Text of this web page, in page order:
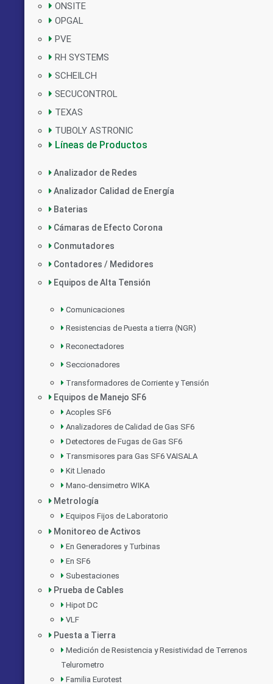
ONSITE
OPGAL
PVE
RH SYSTEMS
SCHEILCH
SECUCONTROL
TEXAS
TUBOLY ASTRONIC
Líneas de Productos
Analizador de Redes
Analizador Calidad de Energía
Baterias
Cámaras de Efecto Corona
Conmutadores
Contadores / Medidores
Equipos de Alta Tensión
Comunicaciones
Resistencias de Puesta a tierra (NGR)
Reconectadores
Seccionadores
Transformadores de Corriente y Tensión
Equipos de Manejo SF6
Acoples SF6
Analizadores de Calidad de Gas SF6
Detectores de Fugas de Gas SF6
Transmisores para Gas SF6 VAISALA
Kit Llenado
Mano-densimetro WIKA
Metrología
Equipos Fijos de Laboratorio
Monitoreo de Activos
En Generadores y Turbinas
En SF6
Subestaciones
Prueba de Cables
Hipot DC
VLF
Puesta a Tierra
Medición de Resistencia y Resistividad de Terrenos
Telurometro
Familia Eurotest